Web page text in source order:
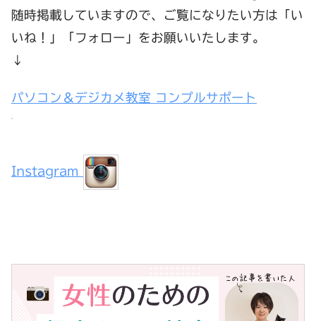
随時掲載していますので、ご覧になりたい方は「い
いね！」「フォロー」をお願いいたします。
↓
パソコン＆デジカメ教室 コンプルサポート
Instagram